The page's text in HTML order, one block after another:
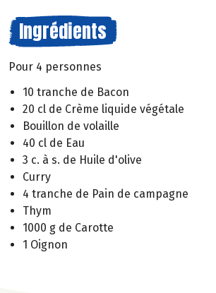
Ingrédients
Pour 4 personnes
10 tranche de Bacon
20 cl de Crème liquide végétale
Bouillon de volaille
40 cl de Eau
3 c. à s. de Huile d'olive
Curry
4 tranche de Pain de campagne
Thym
1000 g de Carotte
1 Oignon